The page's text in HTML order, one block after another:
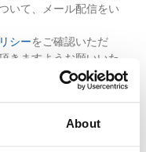
About
いて、メール配信をい
シーをご確認いただ
きますようお願いいた